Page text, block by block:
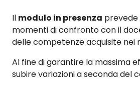
Il modulo in presenza
momenti di confronto con il
delle competenze acquisite nei
Al fine di garantire la massima
subire variazioni a seconda del